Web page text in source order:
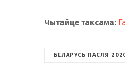
Чытайце таксама:
БЕЛАРУСЬ ПАСЛЯ